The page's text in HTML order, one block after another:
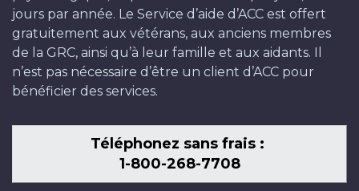
jours par année. Le Service d’aide d’ACC est offert
gratuitement aux vétérans, aux anciens membres
de la GRC, ainsi qu’à leur famille et aux aidants. Il
n’est pas nécessaire d’être un client d’ACC pour
bénéficier des services.
Téléphonez sans frais :
1-800-268-7708